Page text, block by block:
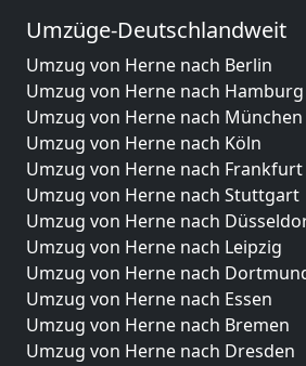
Umzüge-Deutschlandweit
Umzug von Herne nach Berlin
Umzug von Herne nach Hamburg
Umzug von Herne nach München
Umzug von Herne nach Köln
Umzug von Herne nach
Umzug von Herne nach Stuttgart
Umzug von Herne nach
Umzug von Herne nach Leipzig
Umzug von Herne nach
Umzug von Herne nach Essen
Umzug von Herne nach Bremen
Umzug von Herne nach Dresden